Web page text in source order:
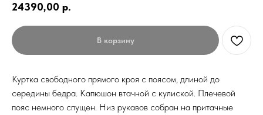
24390,00 р.
В корзину
Куртка свободного прямого кроя с поясом, длиной до
середины бедра. Капюшон втачной с кулиской. Плечевой
пояс немного спущен. Низ рукавов собран на притачные